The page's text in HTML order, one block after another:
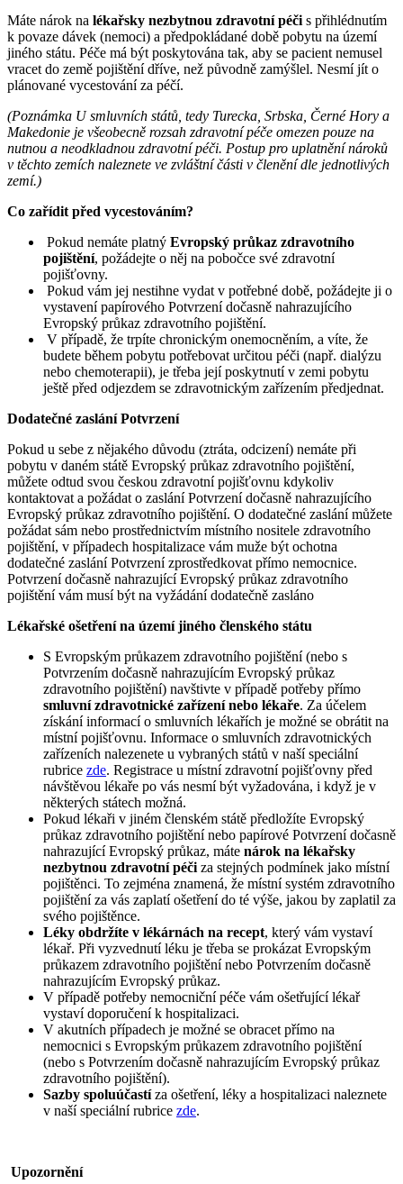
Máte nárok na lékařsky nezbytnou zdravotní péči s přihlédnutím
k povaze dávek (nemoci) a předpokládané době pobytu na území
jiného státu. Péče má být poskytována tak, aby se pacient nemusel
vracet do země pojištění dříve, než původně zamýšlel. Nesmí jít o
plánované vycestování za péčí.
(Poznámka U smluvních států, tedy Turecka, Srbska, Černé Hory a
Makedonie je všeobecně rozsah zdravotní péče omezen pouze na
nutnou a neodkladnou zdravotní péči. Postup pro uplatnění nároků
v těchto zemích naleznete ve zvláštní části v členění dle jednotlivých
zemí.)
Co zařídit před vycestováním?
Pokud nemáte platný Evropský průkaz zdravotního
pojištění, požádejte o něj na pobočce své zdravotní
pojišťovny.
Pokud vám jej nestihne vydat v potřebné době, požádejte ji o
vystavení papírového Potvrzení dočasně nahrazujícího
Evropský průkaz zdravotního pojištění.
V případě, že trpíte chronickým onemocněním, a víte, že
budete během pobytu potřebovat určitou péči (např. dialýzu
nebo chemoterapii), je třeba její poskytnutí v zemi pobytu
ještě před odjezdem se zdravotnickým zařízením předjednat.
Dodatečné zaslání Potvrzení
Pokud u sebe z nějakého důvodu (ztráta, odcizení) nemáte při
pobytu v daném státě Evropský průkaz zdravotního pojištění,
můžete odtud svou českou zdravotní pojišťovnu kdykoliv
kontaktovat a požádat o zaslání Potvrzení dočasně nahrazujícího
Evropský průkaz zdravotního pojištění. O dodatečné zaslání můžete
požádat sám nebo prostřednictvím místního nositele zdravotního
pojištění, v případech hospitalizace vám muže být ochotna
dodatečné zaslání Potvrzení zprostředkovat přímo nemocnice.
Potvrzení dočasně nahrazující Evropský průkaz zdravotního
pojištění vám musí být na vyžádání dodatečně zasláno
Lékařské ošetření na území jiného členského státu
S Evropským průkazem zdravotního pojištění (nebo s
Potvrzením dočasně nahrazujícím Evropský průkaz
zdravotního pojištění) navštivte v případě potřeby přímo
smluvní zdravotnické zařízení nebo lékaře. Za účelem
získání informací o smluvních lékařích je možné se obrátit na
místní pojišťovnu. Informace o smluvních zdravotnických
zařízeních nalezenete u vybraných států v naší speciální
rubrice zde. Registrace u místní zdravotní pojišťovny před
návštěvou lékaře po vás nesmí být vyžadována, i když je v
některých státech možná.
Pokud lékaři v jiném členském státě předložíte Evropský
průkaz zdravotního pojištění nebo papírové Potvrzení dočasně
nahrazující Evropský průkaz, máte nárok na lékařsky
nezbytnou zdravotní péči za stejných podmínek jako místní
pojištěnci. To zejména znamená, že místní systém zdravotního
pojištění za vás zaplatí ošetření do té výše, jakou by zaplatil za
svého pojištěnce.
Léky obdržíte v lékárnách na recept, který vám vystaví
lékař. Při vyzvednutí léku je třeba se prokázat Evropským
průkazem zdravotního pojištění nebo Potvrzením dočasně
nahrazujícím Evropský průkaz.
V případě potřeby nemocniční péče vám ošetřující lékař
vystaví doporučení k hospitalizaci.
V akutních případech je možné se obracet přímo na
nemocnici s Evropským průkazem zdravotního pojištění
(nebo s Potvrzením dočasně nahrazujícím Evropský průkaz
zdravotního pojištění).
Sazby spoluúčastíza ošetření, léky a hospitalizaci naleznete
v naší speciální rubrice zde.
Upozornění